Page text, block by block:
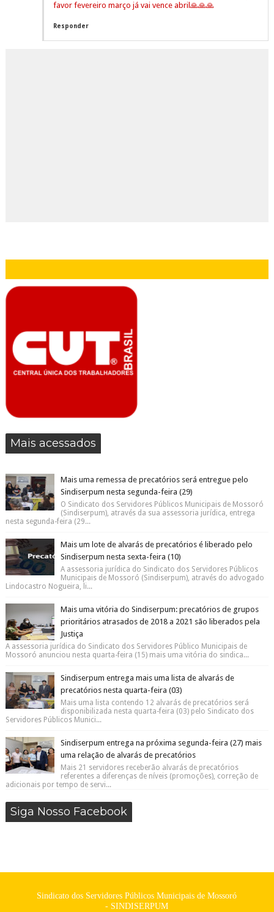
favor fevereiro março já vai vence abril🙏🙏🙏
Responder
Mais acessados
Mais uma remessa de precatórios será entregue pelo
Sindiserpum nesta segunda-feira (29)
O Sindicato dos Servidores Públicos Municipais de Mossoró
(Sindiserpum), através da sua assessoria jurídica, entrega
nesta segunda-feira (29...
Mais um lote de alvarás de precatórios é liberado pelo
Sindiserpum nesta sexta-feira (10)
A assessoria jurídica do Sindicato dos Servidores Públicos
Municipais de Mossoró (Sindiserpum), através do advogado
Lindocastro Nogueira, li...
Mais uma vitória do Sindiserpum: precatórios de grupos
prioritários atrasados de 2018 a 2021 são liberados pela
Justiça
A assessoria jurídica do Sindicato dos Servidores Público Municipais de
Mossoró anunciou nesta quarta-feira (15) mais uma vitória do sindica...
Sindiserpum entrega mais uma lista de alvarás de
precatórios nesta quarta-feira (03)
Mais uma lista contendo 12 alvarás de precatórios será
disponibilizada nesta quarta-feira (03) pelo Sindicato dos
Servidores Públicos Munici...
Sindiserpum entrega na próxima segunda-feira (27) mais
uma relação de alvarás de precatórios
Mais 21 servidores receberão alvarás de precatórios
referentes a diferenças de níveis (promoções), correção de
adicionais por tempo de servi...
Siga Nosso Facebook
Sindicato dos Servidores Públicos Municipais de Mossoró
- SINDISERPUM